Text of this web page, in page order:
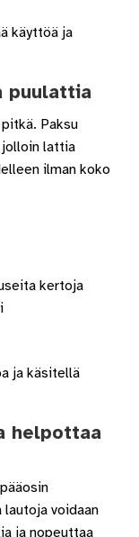
käyttöä ja
puulattia
Paksu
lattia
ilman koko
kertoja
ja käsitellä
helpottaa
voidaan
ja nopeuttaa